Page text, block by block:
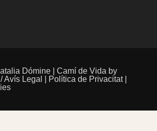
Dómine | Camí de Vida by
Avís Legal Política de Privacitat|